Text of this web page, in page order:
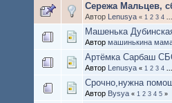
Сережа Мальцев,
Автор Lenusya « 1 2 3 4 ...
Машенька
Автор машинькина
Артёмка Сарбаш
Автор Lenusya « 1 2 3 4 ...
Срочно,нужна
Автор Bysya « 1 2 3 4 5 »